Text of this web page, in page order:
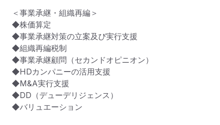
＜事業承継・組織再編＞
◆株価算定
◆事業承継対策の立案及び実行支援
◆組織再編税制
◆事業承継顧問（セカンドオピニオン）
◆HDカンパニーの活用支援
◆M&A実行支援
◆DD（デューデリジェンス）
◆バリュエーション